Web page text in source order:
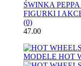
ŚWINKA
FIGURKI I
(0)
47.00